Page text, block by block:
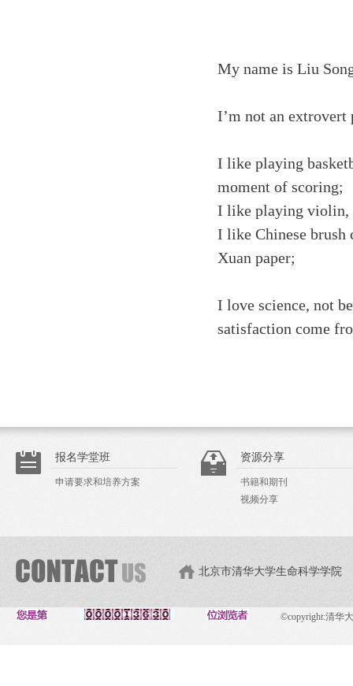
My name is Liu
I’m not an extrovert
I like playing
moment of scoring;
I like playing violin,
I like Chinese brush
Xuan paper;
I love science, not
satisfaction come
报名学堂班
申请要求和培养方案
资源分享
书籍和期刊
视频分享
北京市清华大学生命科学学院
©copyright:清华